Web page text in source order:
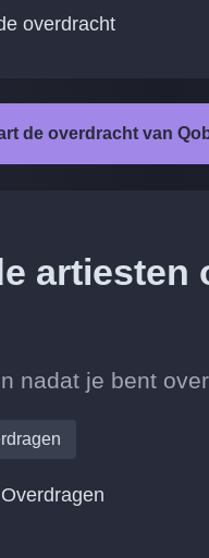
overdracht
de overdracht van
artiesten
nadat je bent